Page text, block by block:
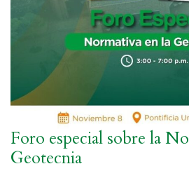
Foro especial sobre la
Geotecnia